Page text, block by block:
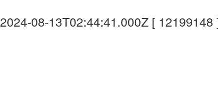
2024-08-13T02:44:41.000Z [ 12199148